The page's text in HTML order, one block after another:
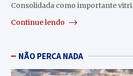
Consolidada como importante
Continue lendo
NÃO PERCA NADA